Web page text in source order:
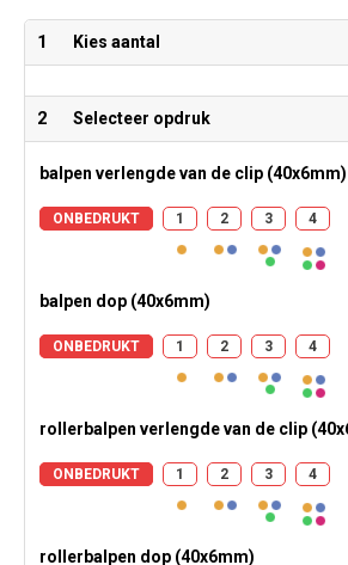
1 Kies aantal
2 Selecteer opdruk
balpen verlengde van de clip (40x6mm)
ONBEDRUKT 1 2 3 4
balpen dop (40x6mm)
ONBEDRUKT 1 2 3 4
rollerbalpen verlengde van de clip
ONBEDRUKT 1 2 3 4
rollerbalpen dop (40x6mm)